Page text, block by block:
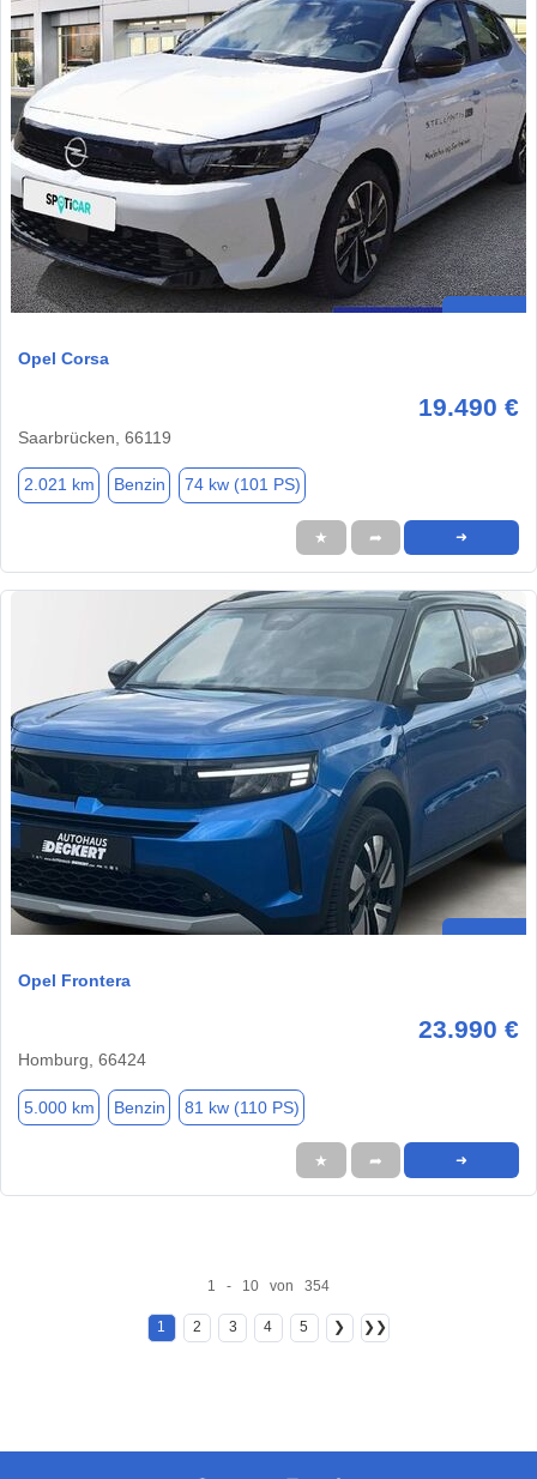
Opel Corsa
19.490 €
Saarbrücken, 66119
2.021 km Benzin 74 kw (101 PS)
★ ➦ ➜
Opel Frontera
23.990 €
Homburg, 66424
5.000 km Benzin 81 kw (110 PS)
★ ➦ ➜
1 - 10 von 354
1 2 3 4 5 ❯ ❯❯